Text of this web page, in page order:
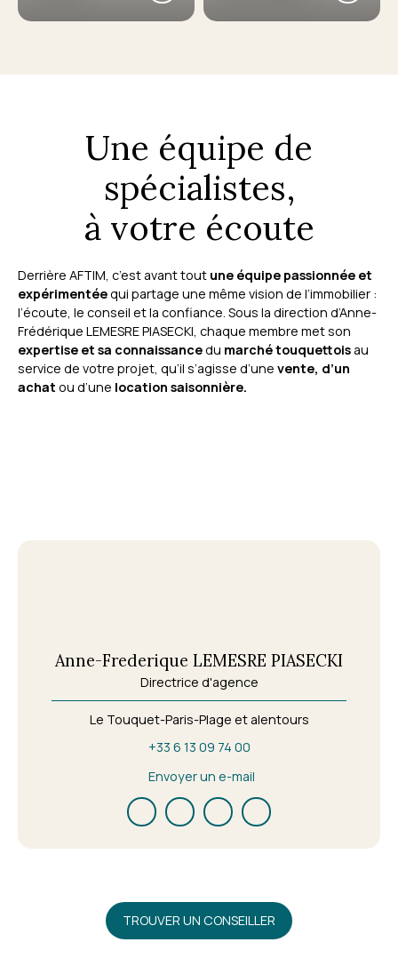
Une équipe de
spécialistes,
à votre écoute
Derrière AFTIM, c’est avant tout une équipe passionnée et
expérimentéequi partage une même vision de l’immobilier :
l’écoute, le conseil et la confiance. Sous la direction d’Anne-
Frédérique LEMESRE PIASECKI, chaque membre met son
expertise et sa connaissancedu marché touquettois au
service de votre projet, qu’il s’agisse d’une vente, d’un
achat ou d’une location saisonnière.
Anne-Frederique LEMESRE PIASECKI
Directrice d'agence
Le Touquet-Paris-Plage et alentours
+33 6 13 09 74 00
Envoyer un e-mail
TROUVER UN CONSEILLER